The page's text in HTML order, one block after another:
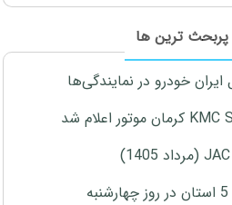
پربحث ترین ها